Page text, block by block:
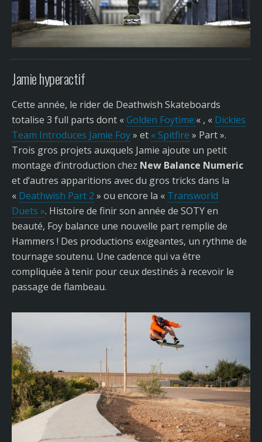
Jamie hyperactif
Cette année, le rider de Deathwish Skateboards
totalise 3 full parts dont «Golden Foytime:« , « Dickies
Team Introduces Jamie Foy» et « Spitfire » Part ».
Trois gros projets auxquels Jamie ajoute un petit
montage d’introduction chez New Balance Numeric
et d’autres apparitions avec du gros tricks dans la
« Deathwish Part 2 » ou encore la « Transworld
Duets ». Histoire de finir son année de SOTY en
beauté, Foy balance une nouvelle part remplie de
Hammers ! Des productions exigeantes, un rythme de
tournage soutenu. Une cadence qui va être
compliquée à tenir pour ceux destinés à recevoir le
passage de flambeau.